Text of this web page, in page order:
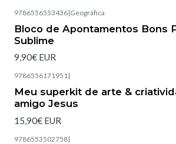
9786556553436|Geográfica
Bloco de Apontamentos Bons
Sublime
9,90€ EUR
9786556171951|
Meu superkit de arte &
amigo Jesus
15,90€ EUR
9786553502758|